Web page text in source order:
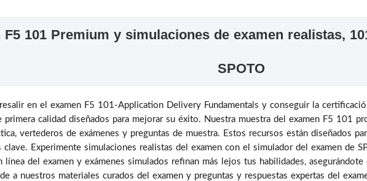
F5 101 Premium y simulaciones de examen realistas,
SPOTO
en el examen F5 101-Application Delivery Fundamentals y conseguir la
primera calidad diseñados para mejorar su éxito. Nuestra muestra del examen F5 101
vertederos de exámenes y preguntas de muestra. Estos recursos están diseñados
Experimente simulaciones realistas del examen con el simulador del examen de
línea del examen y exámenes simulados refinan más lejos tus habilidades,
a nuestros materiales curados del examen y preguntas y respuestas expertas del